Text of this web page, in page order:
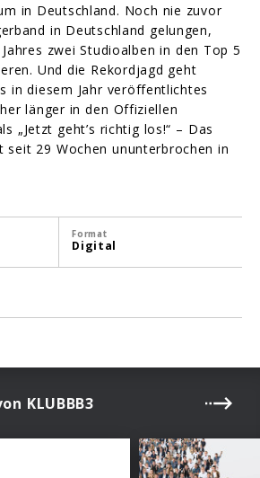
in Deutschland. Noch nie zuvor
in Deutschland gelungen,
zwei Studioalben in den Top 5
Und die Rekordjagd geht
in diesem Jahr veröffentlichtes
länger in den Offiziellen
„Jetzt geht’s richtig los!“ – Das
seit 29 Wochen ununterbrochen in
Format
Digital
KLUBBB3